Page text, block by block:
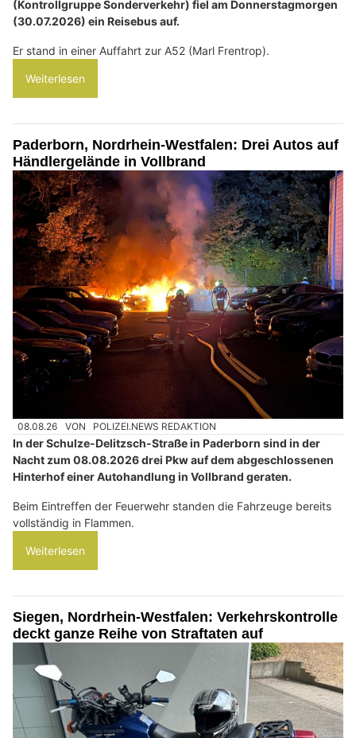
(Kontrollgruppe Sonderverkehr) fiel am Donnerstagmorgen
(30.07.2026) ein Reisebus auf.
Er stand in einer Auffahrt zur A52 (Marl Frentrop).
Weiterlesen
Paderborn, Nordrhein-Westfalen: Drei Autos auf
Händlergelände in Vollbrand
08.08.26 VON POLIZEI.NEWS REDAKTION
In der Schulze-Delitzsch-Straße in Paderborn sind in der
Nacht zum 08.08.2026 drei Pkw auf dem abgeschlossenen
Hinterhof einer Autohandlung in Vollbrand geraten.
Beim Eintreffen der Feuerwehr standen die Fahrzeuge bereits
vollständig in Flammen.
Weiterlesen
Siegen, Nordrhein-Westfalen: Verkehrskontrolle
deckt ganze Reihe von Straftaten auf